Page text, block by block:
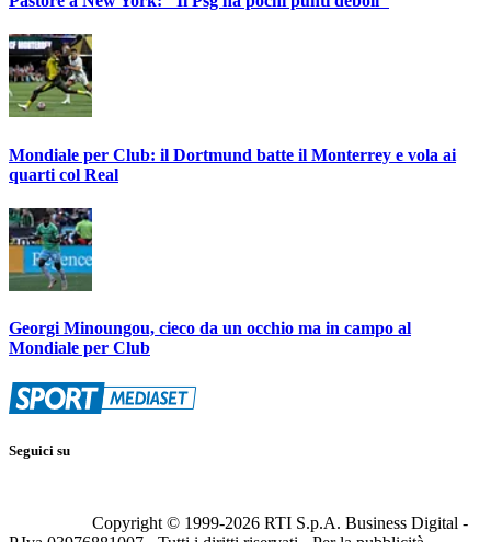
Mondiale per Club: il Dortmund batte il Monterrey e vola ai
quarti col Real
Georgi Minoungou, cieco da un occhio ma in campo al
Mondiale per Club
Seguici su
Copyright © 1999-2026 RTI S.p.A. Business Digital -